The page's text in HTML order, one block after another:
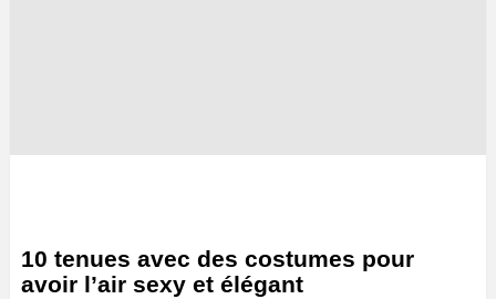
10 tenues avec des costumes pour
avoir l’air sexy et élégant